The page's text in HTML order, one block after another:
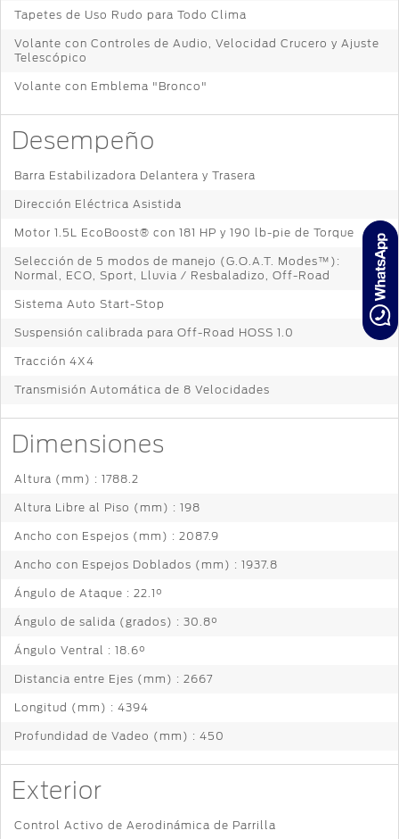
Tapetes de Uso Rudo para Todo Clima
Volante con Controles de Audio, Velocidad Crucero y Ajuste
Telescópico
Volante con Emblema "Bronco"
Desempeño
Barra Estabilizadora Delantera y Trasera
Dirección Eléctrica Asistida
Motor 1.5L EcoBoost® con 181 HP y 190 lb-pie de Torque
Selección de 5 modos de manejo (G.O.A.T. Modes™):
Normal, ECO, Sport, Lluvia / Resbaladizo, Off-Road
Sistema Auto Start-Stop
Suspensión calibrada para Off-Road HOSS 1.0
Tracción 4X4
Transmisión Automática de 8 Velocidades
Dimensiones
Altura (mm) : 1788.2
Altura Libre al Piso (mm) : 198
Ancho con Espejos (mm) : 2087.9
Ancho con Espejos Doblados (mm) : 1937.8
Ángulo de Ataque : 22.1°
Ángulo de salida (grados) : 30.8°
Ángulo Ventral : 18.6°
Distancia entre Ejes (mm) : 2667
Longitud (mm) : 4394
Profundidad de Vadeo (mm) : 450
Exterior
Control Activo de Aerodinámica de Parrilla